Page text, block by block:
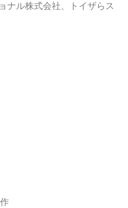
ナル株式会社、トイザらス